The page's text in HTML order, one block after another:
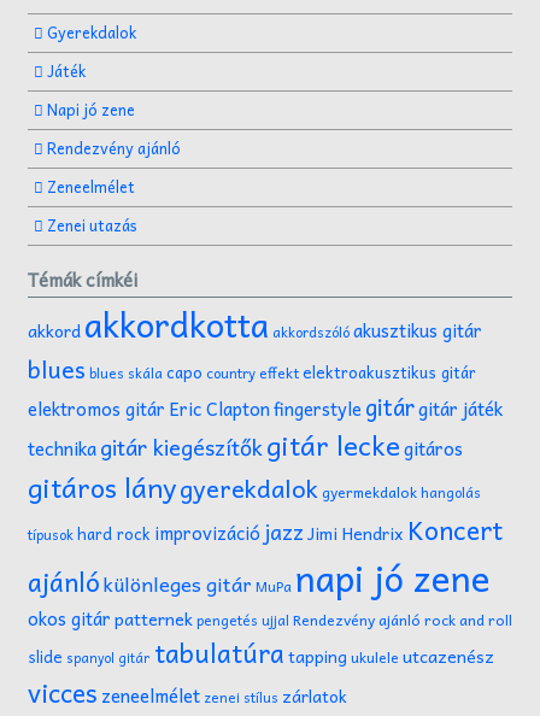
Gyerekdalok
Játék
Napi jó zene
Rendezvény ajánló
Zeneelmélet
Zenei utazás
Témák címkéi
akkordakkordkotta akkordszólóakusztikus gitár
blues blues skálacapo country effektelektroakusztikus gitár
elektromos gitár Eric Claptonfingerstyle gitárgitár játék
technikagitár kiegészítőkgitár leckegitáros
gitáros lánygyerekdalokgyermekdalokhangolás
típusokhard rock improvizáció jazzJimi Hendrix Koncert
ajánlókülönleges gitár MuPa napi jó zene
okos gitárpatternekpengetés ujjal Rendezvény ajánló rock and roll
slide spanyol gitár tabulatúratapping ukulele utcazenész
vicces zeneelmélet zenei stílus zárlatok